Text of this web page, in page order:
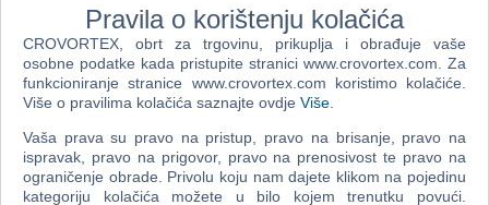
Za download
Airport Simulator 2014 STEAM Key (PC)
Žanr: Simulacija
90,00 €
Za download
Pravila o korištenju kolačića
CROVORTEX, obrt za trgovinu, prikuplja i obrađuje vaše
osobne podatke kada pristupite stranici www.crovortex.com. Za
funkcioniranje stranice www.crovortex.com koristimo kolačiće.
Više o pravilima kolačića saznajte ovdje Više
Vaša prava su pravo na pristup, pravo na brisanje, pravo na
ispravak, pravo na prigovor, pravo na prenosivost te pravo na
ograničenje obrade. Privolu koju nam dajete klikom na pojedinu
kategoriju kolačića možete u bilo kojem trenutku povući.